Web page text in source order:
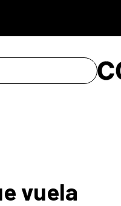
vuela